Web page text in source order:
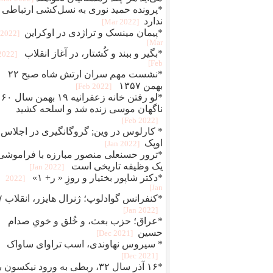
*پرونده حمید نوری به نسل‌کشی ارتباطی
ندارد
[2022 Mar]
*پیمان مینسک و تراژدی در اوکراین
[2022
Mar]
*بگير و ببند و کُشتار، در آغاز انقلاب
Feb]
*نشست مهم سران ارتش شاه صبح ۲۲
بهمن ۱۳۵۷
[2022 Feb]
*لو رفتن خانه زعفرانیه ۱۹ بهمن سال ۶۰
ناگهان موسی زنده شد و اسلحه کشید
[2022 Feb]
* کارلوس در وین; گروگانگیری در اجلاس
اوپک
[2022 Jan]
*ترور حسنعلی منصور مبارزه با
یک وظیفه تاریخی است
[2022 Jan]
*دکتر شاپور بختیار و روزِ « ر+ ۱»
[2022
Jan]
[2022 Jan]
*عراق؛ حزب بعث، و خُلق‌ و‌ خویِ صدام
حسین
[2021 Dec]
* سیروس نهاوندی، اسب تراوای ساواک
[2021 Dec]
*۱۶ آذر سال ۳۲، ربطی به ورود